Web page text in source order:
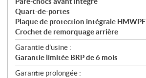
Quart-de-portes
Plaque de protection intégrale HMWPE
Crochet de remorquage arrière
Garantie d'usine :
Garantie limitée BRP de 6 mois
Garantie prolongée :